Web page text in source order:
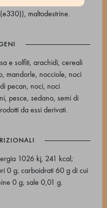
maltodestrine.
e solfiti, arachidi, cereali
mandorle, nocciole, noci
pecan, noci, noci
pesce, sedano, semi di
da essi derivati.
1026 kj, 241 kcal;
0 g; carboidrati 60 g di cui
0 g; sale 0,01 g.